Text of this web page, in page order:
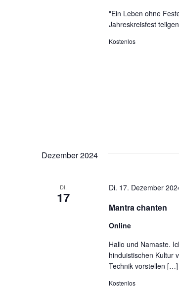
"Ein Leben ohne
Jahreskreisfest
Kostenlos
Dezember 2024
DI.
17
Mantra chanten
Di. 17. Dezember
Online
Hallo und Namaste.
hinduistischen Kultur
Technik vorstellen […]
Kostenlos